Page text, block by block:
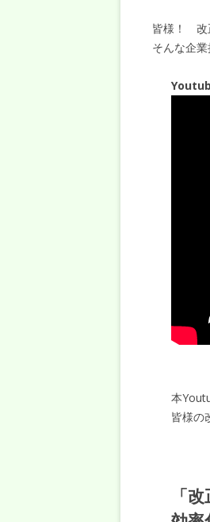
皆様！ 改
そんな企業
本
皆様の
「